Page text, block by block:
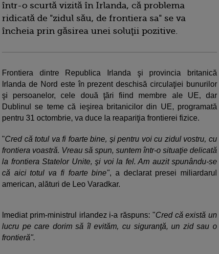
într-o scurtă vizită în Irlanda, că problema
ridicată de "zidul său, de frontiera sa" se va
încheia prin găsirea unei soluţii pozitive.
Frontiera dintre Republica Irlanda şi provincia britanică
Irlanda de Nord este în prezent deschisă circulaţiei bunurilor
şi persoanelor, cele două ţări fiind membre ale UE, dar
Dublinul se teme că ieşirea britanicilor din UE, programată
pentru 31 octombrie, va duce la reapariţia frontierei fizice.
"Cred că totul va fi foarte bine, şi pentru voi cu zidul vostru, cu
frontiera voastră. Vreau să spun, suntem într-o situaţie delicată
la frontiera Statelor Unite, şi voi la fel. Am auzit spunându-se
că aici totul va fi foarte bine", a declarat presei miliardarul
american, alături de Leo Varadkar.
Imediat prim-ministrul irlandez i-a răspuns: "Cred că există un
lucru pe care dorim să îl evităm, cu siguranţă, un zid sau o
frontieră".